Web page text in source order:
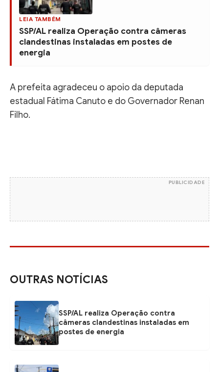
LEIA TAMBÉM
SSP/AL realiza Operação contra câmeras
clandestinas instaladas em postes de
energia
A prefeita agradeceu o apoio da deputada
estadual Fátima Canuto e do Governador Renan
Filho.
PUBLICIDADE
OUTRAS NOTÍCIAS
SSP/AL realiza Operação contra
câmeras clandestinas instaladas em
postes de energia